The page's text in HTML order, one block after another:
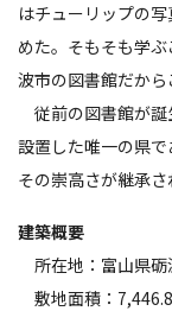
はチューリップの
めた。そもそも学
波市の図書館だから
従前の図書館が誕
設置した唯一の県
その崇高さが継承さ
建築概要
所在地：富山県砺
敷地面積：